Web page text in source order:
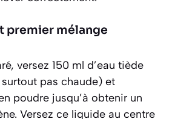
premier mélange
versez 150 ml d’eau tiède
pas chaude) et
poudre jusqu’à obtenir un
Versez ce liquide au centre